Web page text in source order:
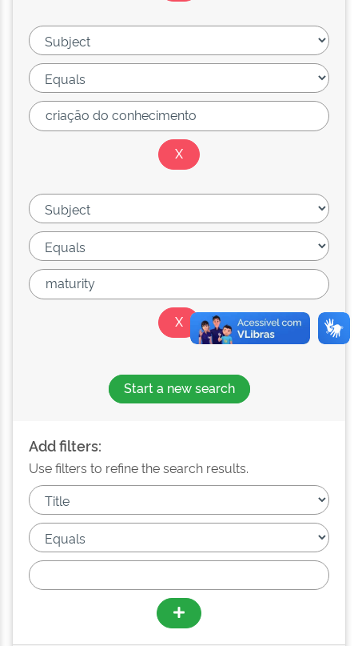
Start a new search
Add filters:
Use filters to refine the search results.